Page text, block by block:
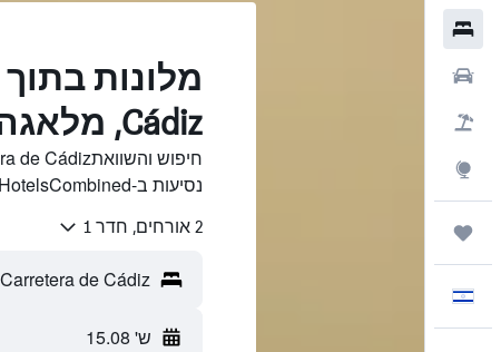
Cádiz, מלאגה
נסיעות ב-HotelsCombined.
2 אורחים, חדר 1
ש' 15.08